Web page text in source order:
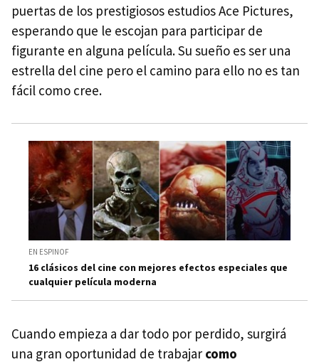
puertas de los prestigiosos estudios Ace Pictures,
esperando que le escojan para participar de
figurante en alguna película. Su sueño es ser una
estrella del cine pero el camino para ello no es tan
fácil como cree.
EN ESPINOF
16 clásicos del cine con mejores efectos especiales que
cualquier película moderna
Cuando empieza a dar todo por perdido, surgirá
una gran oportunidad de trabajar como